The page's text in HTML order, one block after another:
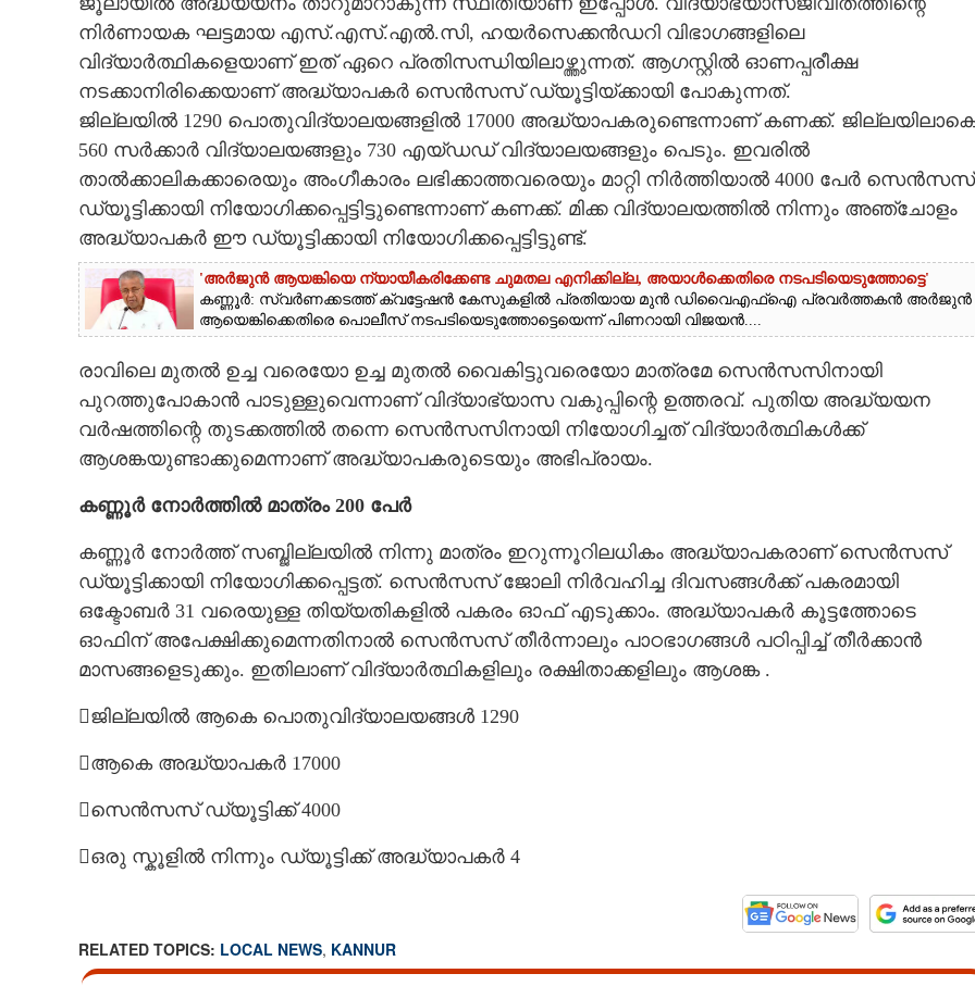
CONTACT US
നിർണായക ഘട്ടമായ എസ്.എസ്.എൽ.സി, ഹയർസെക്കൻഡറി വിഭാഗങ്ങളിലെ
വിദ്യാർത്ഥികളെയാണ് ഇത് ഏറെ പ്രതിസന്ധിയിലാഴ്ത്തുന്നത്. ആഗസ്റ്റിൽ ഓണപ്പരീക്ഷ
നടക്കാനിരിക്കെയാണ് അദ്ധ്യാപകർ സെൻസസ് ഡ്യൂട്ടിയ്ക്കായി പോകുന്നത്.
ജില്ലയിൽ 1290 പൊതുവിദ്യാലയങ്ങളിൽ 17000 അദ്ധ്യാപകരുണ്ടെന്നാണ് കണക്ക്.
560 സർക്കാർ വിദ്യാലയങ്ങളും 730 എയ്ഡഡ് വിദ്യാലയങ്ങളും പെടും. ഇവരിൽ
താൽക്കാലികക്കാരെയും അംഗീകാരം ലഭിക്കാത്തവരെയും മാറ്റി നിർത്തിയാൽ 4000 പേർ സെൻസസ്
ഡ്യൂട്ടിക്കായി നിയോഗിക്കപ്പെട്ടിട്ടുണ്ടെന്നാണ് കണക്ക്. മിക്ക വിദ്യാലയത്തിൽ നിന്നും അഞ്ചോളം
അദ്ധ്യാപകർ ഈ ഡ്യൂട്ടിക്കായി നിയോഗിക്കപ്പെട്ടിട്ടുണ്ട്.
'അർജുൻ ആയങ്കിയെ ന്യായീകരിക്കേണ്ട ചുമതല എനിക്കില്ല, അയാൾക്കെതിരെ നടപടിയെടുത്തോട്ടെ'
കണ്ണൂർ: സ്വർണക്കടത്ത് ക്വട്ടേഷൻ കേസുകളിൽ പ്രതിയായ മുൻ ഡിവൈഎഫ്ഐ പ്രവർത്തകൻ അർജുൻ
ആയെങ്കിക്കെതിരെ പൊലീസ് നടപടിയെടുത്തോട്ടെയെന്ന് പിണറായി വിജയൻ....
രാവിലെ മുതൽ ഉച്ച വരെയോ ഉച്ച മുതൽ വൈകിട്ടുവരെയോ മാത്രമേ സെൻസസിനായി
പുറത്തുപോകാൻ പാടുള്ളുവെന്നാണ് വിദ്യാഭ്യാസ വകുപ്പിന്റെ ഉത്തരവ്. പുതിയ അദ്ധ്യയന
വർഷത്തിന്റെ തുടക്കത്തിൽ തന്നെ സെൻസസിനായി നിയോഗിച്ചത് വിദ്യാർത്ഥികൾക്ക്
ആശങ്കയുണ്ടാക്കുമെന്നാണ് അദ്ധ്യാപകരുടെയും അഭിപ്രായം.
കണ്ണൂർ നോർത്തിൽ മാത്രം 200 പേർ
കണ്ണൂർ നോർത്ത് സബ്ജില്ലയിൽ നിന്നു മാത്രം ഇറുന്നൂറിലധികം അദ്ധ്യാപകരാണ് സെൻസസ്
ഡ്യൂട്ടിക്കായി നിയോഗിക്കപ്പെട്ടത്. സെൻസസ് ജോലി നിർവഹിച്ച ദിവസങ്ങൾക്ക് പകരമായി
ഒക്ടോബർ 31 വരെയുള്ള തിയ്യതികളിൽ പകരം ഓഫ് എടുക്കാം. അദ്ധ്യാപകർ കൂട്ടത്തോടെ
ഓഫിന് അപേക്ഷിക്കുമെന്നതിനാൽ സെൻസസ് തീർന്നാലും പാഠഭാഗങ്ങൾ പഠിപ്പിച്ച് തീർക്കാൻ
മാസങ്ങളെടുക്കും. ഇതിലാണ് വിദ്യാർത്ഥികളിലും രക്ഷിതാക്കളിലും ആശങ്ക .
ജില്ലയിൽ ആകെ പൊതുവിദ്യാലയങ്ങൾ 1290
ആകെ അദ്ധ്യാപകർ 17000
സെൻസസ് ഡ്യൂട്ടിക്ക് 4000
ഒരു സ്കൂളിൽ നിന്നും ഡ്യൂട്ടിക്ക് അദ്ധ്യാപകർ 4
RELATED TOPICS: LOCAL NEWS, KANNUR